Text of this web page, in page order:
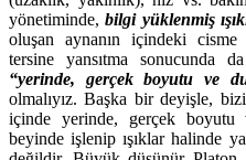
yönetiminde,bilgi yüklenmiş
oluşan aynanın içindeki cisme
tersine yansıtma sonucunda
“yerinde, gerçek boyutu ve
olmalıyız. Başka bir deyişle,
içinde yerinde, gerçek boyutu
beyinde işlenip ışıklar halinde